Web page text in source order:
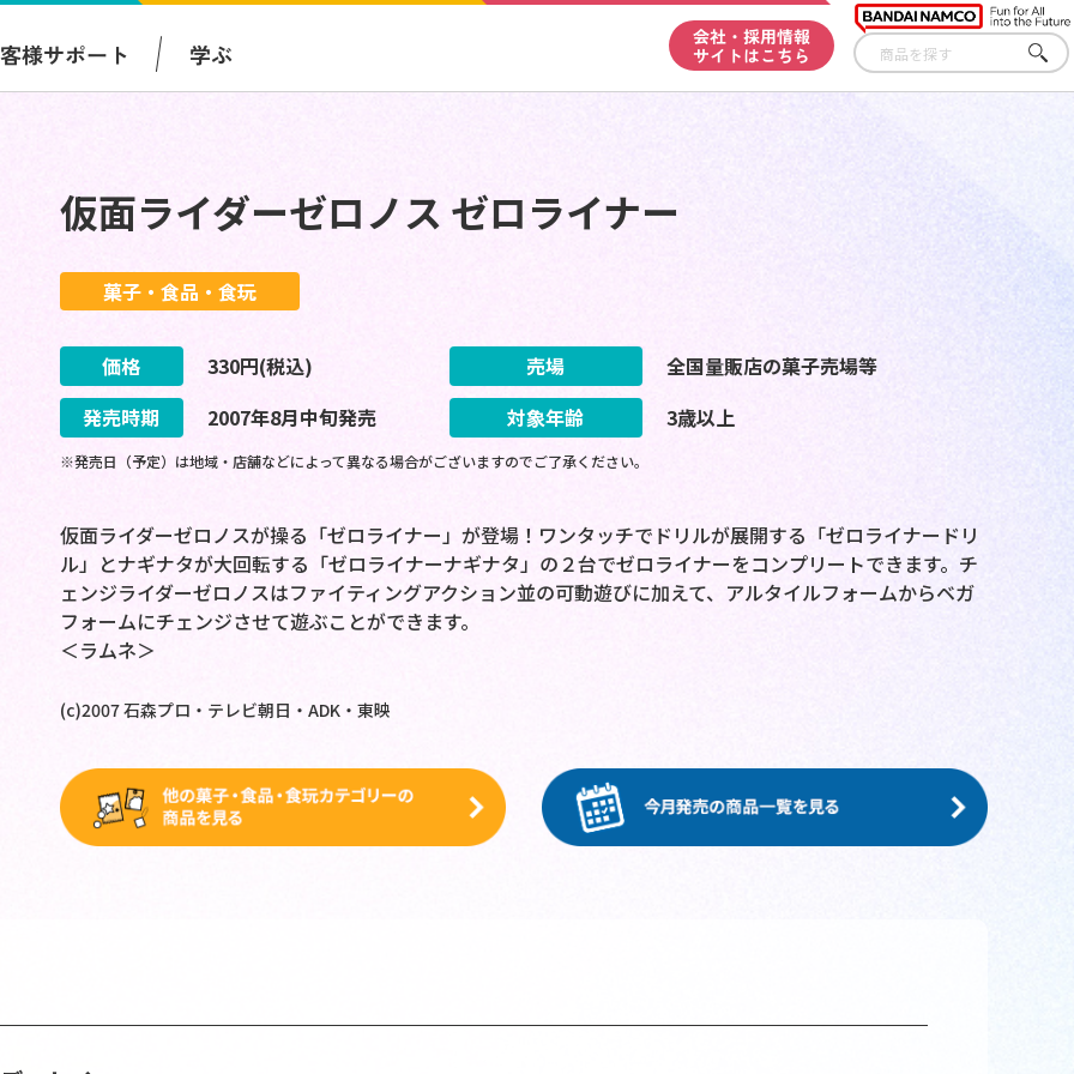
様サポート 学ぶ
会社・採用情報
サイトはこちら
さが
す
仮面ライダーゼロノス ゼロライナー
菓子・食品・食玩
価格 330円(税込) 売場
全国量販店の菓子売場等
発売時期
2007年8月中旬発売 対象年齢 3歳以上
※発売日（予定）は地域・店舗などによって異なる場合がございますのでご了承ください。
仮面ライダーゼロノスが操る「ゼロライナー」が登場！ワンタッチでドリルが展開する「ゼロライナードリ
ル」とナギナタが大回転する「ゼロライナーナギナタ」の２台でゼロライナーをコンプリートできます。チ
ェンジライダーゼロノスはファイティングアクション並の可動遊びに加えて、アルタイルフォームからベガ
フォームにチェンジさせて遊ぶことができます。
＜ラムネ＞
(c)2007 石森プロ・テレビ朝日・ADK・東映